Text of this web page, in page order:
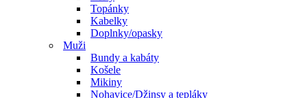
Topánky
Kabelky
Doplnky/opasky
Muži
Bundy a kabáty
Košele
Mikiny
Nohavice/Džinsy a tepláky